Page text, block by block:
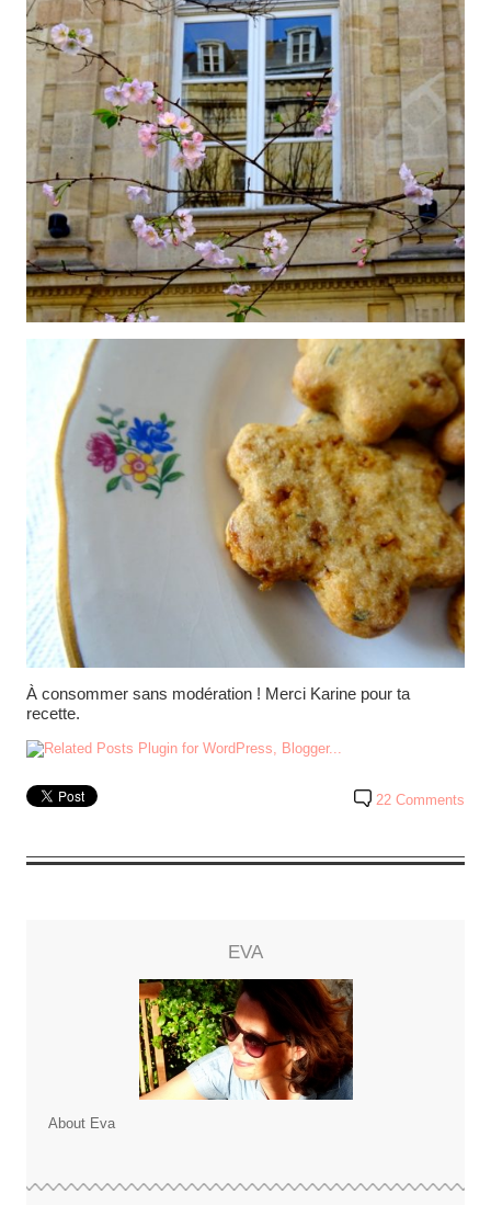
À consommer sans modération ! Merci Karine pour ta
recette.
22 Comments
EVA
About Eva